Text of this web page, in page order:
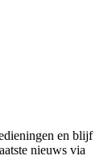
en blijf
nieuws via